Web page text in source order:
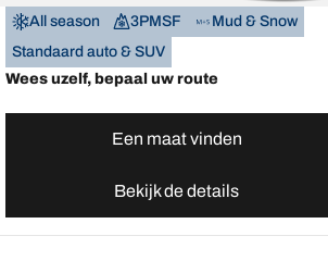
All season 3PMSF
Mud & Snow
Standaard auto & SUV
Wees uzelf, bepaal uw route
Een maat vinden
Bekijk de details